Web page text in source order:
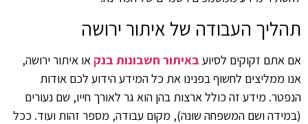
תהליך העבודה של איתור ירושה
אם אתם זקוקים לסיוע באיתור חשבונות בנק או איתור ירושה,
אנו ממליצים לחשוף בפנינו את כל המידע הידוע לכם אודות
הנפטר. מידע זה כולל ארצות בהן הוא גר לאורך חייו, שם נעורים
(במידה ושם המשפחה שונה), מקום עבודה, מספר זהות ועוד. ככל